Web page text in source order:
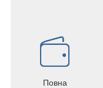
Повна